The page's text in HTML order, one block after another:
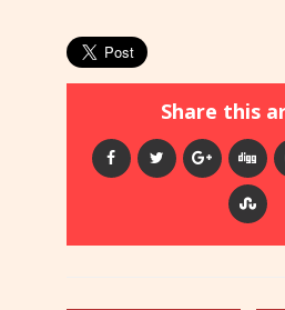
Share this